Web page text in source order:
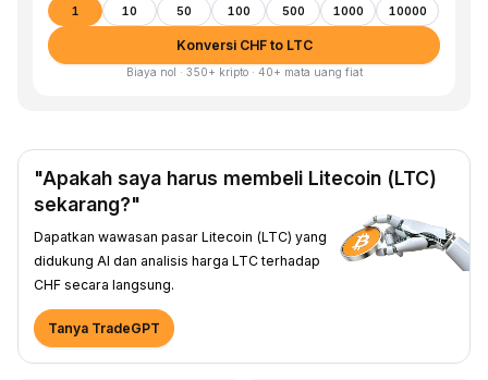
1 10 50 100 500 1000 10000
Konversi CHF to LTC
Biaya nol · 350+ kripto · 40+ mata uang fiat
"Apakah saya harus membeli Litecoin (LTC)
sekarang?"
Dapatkan wawasan pasar Litecoin (LTC) yang
didukung AI dan analisis harga LTC terhadap
CHF secara langsung.
Tanya TradeGPT